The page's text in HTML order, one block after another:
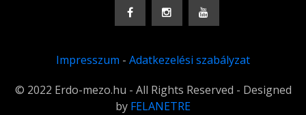
Impresszum - Adatkezelési szabályzat
© 2022 Erdo-mezo.hu - All Rights Reserved - Designed
by FELANETRE